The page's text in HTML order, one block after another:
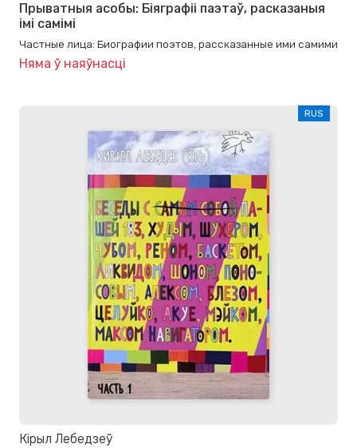
Прыватныя асобы: Біяграфіі паэтаў, расказаныя
імі самімі
Частные лица: Биографии поэтов, рассказанные ими самими
Няма ў наяўнасці
RUS
Кірыл Лебедзеў